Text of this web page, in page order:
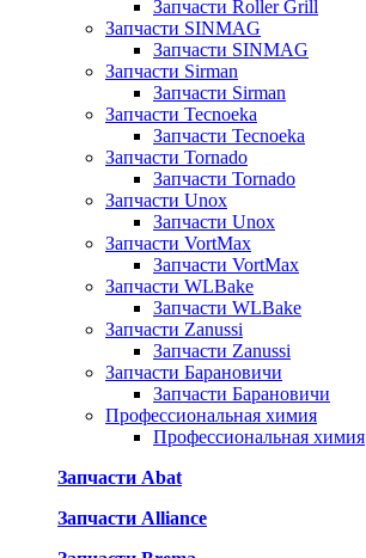
Запчасти Roller Grill
Запчасти SINMAG
Запчасти SINMAG
Запчасти Sirman
Запчасти Sirman
Запчасти Tecnoeka
Запчасти Tecnoeka
Запчасти Tornado
Запчасти Tornado
Запчасти Unox
Запчасти Unox
Запчасти VortMax
Запчасти VortMax
Запчасти WLBake
Запчасти WLBake
Запчасти Zanussi
Запчасти Zanussi
Запчасти Барановичи
Запчасти Барановичи
Профессиональная химия
Профессиональная химия
Запчасти Abat
Запчасти Alliance